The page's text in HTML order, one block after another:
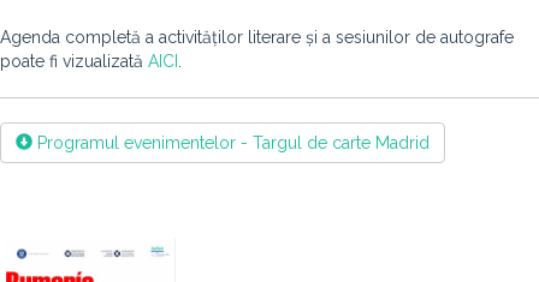
Agenda completă a activităților literare și a sesiunilor de autografe
poate fi vizualizată AICI
Programul evenimentelor - Targul de carte Madrid